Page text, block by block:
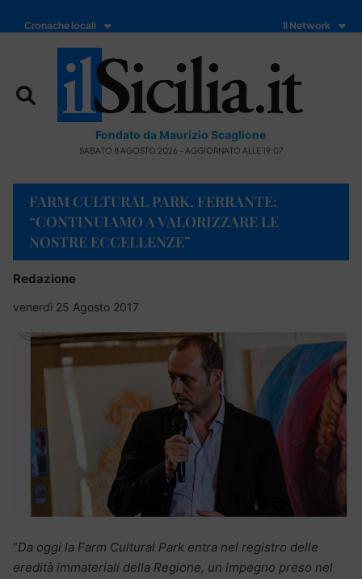
Cronache locali Il Network
Fondato da Maurizio Scaglione
SABATO 8 AGOSTO 2026 - AGGIORNATO ALLE 19:07
FARM CULTURAL PARK, FERRANTE:
“CONTINUIAMO A VALORIZZARE LE
NOSTRE ECCELLENZE”
Redazione
venerdì 25 Agosto 2017
“Da oggi la Farm Cultural Park entra nel registro delle
eredità immateriali della Regione, un impegno preso nel